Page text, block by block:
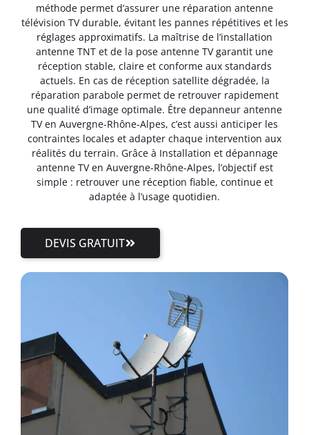
méthode permet d’assurer une réparation antenne
télévision TV durable, évitant les pannes répétitives et les
réglages approximatifs. La maîtrise de l’installation
antenne TNT et de la pose antenne TV garantit une
réception stable, claire et conforme aux standards
actuels. En cas de réception satellite dégradée, la
réparation parabole permet de retrouver rapidement
une qualité d’image optimale. Être depanneur antenne
TV en Auvergne-Rhône-Alpes, c’est aussi anticiper les
contraintes locales et adapter chaque intervention aux
réalités du terrain. Grâce à Installation et dépannage
antenne TV en Auvergne-Rhône-Alpes, l’objectif est
simple : retrouver une réception fiable, continue et
adaptée à l’usage quotidien.
DEVIS GRATUIT